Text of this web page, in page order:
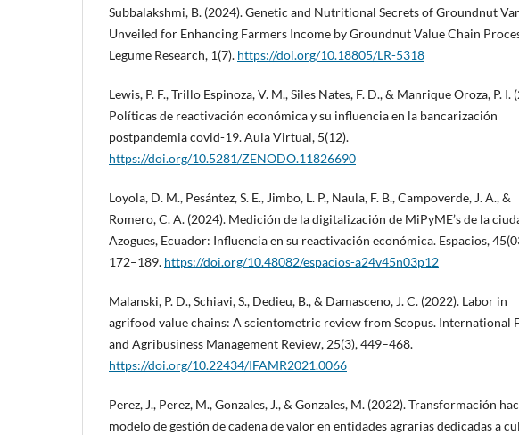
Subbalakshmi, B. (2024). Genetic and Nutritional Secrets of Groundnut
Unveiled for Enhancing Farmers Income by Groundnut Value Chain
Legume Research, 1(7). https://doi.org/10.18805/LR-5318
Lewis, P. F., Trillo Espinoza, V. M., Siles Nates, F. D., & Manrique Oroza, P. I.
Políticas de reactivación económica y su influencia en la bancarización
postpandemia covid-19. Aula Virtual, 5(12).
https://doi.org/10.5281/ZENODO.11826690
Loyola, D. M., Pesántez, S. E., Jimbo, L. P., Naula, F. B., Campoverde, J. A., &
Romero, C. A. (2024). Medición de la digitalización de MiPyME’s de la
Azogues, Ecuador: Influencia en su reactivación económica. Espacios,
172–189. https://doi.org/10.48082/espacios-a24v45n03p12
Malanski, P. D., Schiavi, S., Dedieu, B., & Damasceno, J. C. (2022). Labor in
agrifood value chains: A scientometric review from Scopus. International
and Agribusiness Management Review, 25(3), 449–468.
https://doi.org/10.22434/IFAMR2021.0066
Perez, J., Perez, M., Gonzales, J., & Gonzales, M. (2022). Transformación
modelo de gestión de cadena de valor en entidades agrarias dedicadas a